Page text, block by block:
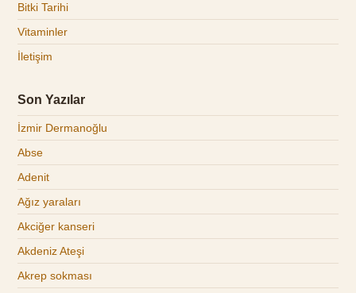
Bitki Tarihi
Vitaminler
İletişim
Son Yazılar
İzmir Dermanoğlu
Abse
Adenit
Ağız yaraları
Akciğer kanseri
Akdeniz Ateşi
Akrep sokması